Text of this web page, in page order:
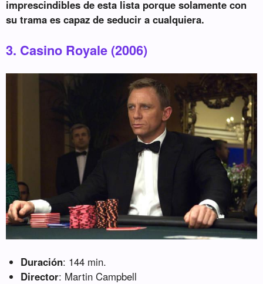
imprescindibles de esta lista porque solamente con
su trama es capaz de seducir a cualquiera.
3. Casino Royale (2006)
Duración: 144 min.
Director: Martin Campbell